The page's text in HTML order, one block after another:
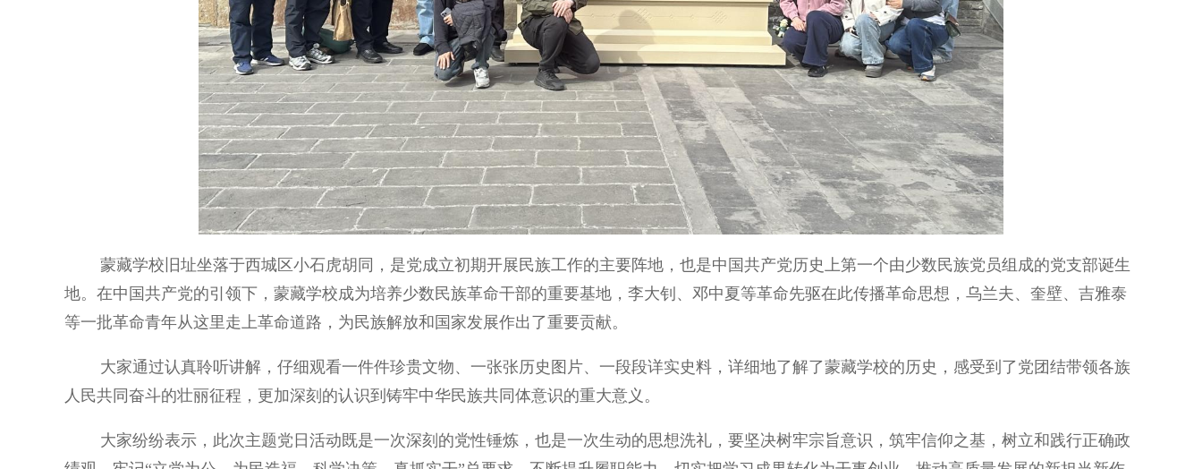
蒙藏学校旧址坐落于西城区小石虎胡同，是党成立初期开展民族工作的主要阵地，也是中国共产党历史上第一个由少数民族党员组成的党支部诞生
地。在中国共产党的引领下，蒙藏学校成为培养少数民族革命干部的重要基地，李大钊、邓中夏等革命先驱在此传播革命思想，乌兰夫、奎壁、吉雅泰
等一批革命青年从这里走上革命道路，为民族解放和国家发展作出了重要贡献。
大家通过认真聆听讲解，仔细观看一件件珍贵文物、一张张历史图片、一段段详实史料，详细地了解了蒙藏学校的历史，感受到了党团结带领各族
人民共同奋斗的壮丽征程，更加深刻的认识到铸牢中华民族共同体意识的重大意义。
大家纷纷表示，此次主题党日活动既是一次深刻的党性锤炼，也是一次生动的思想洗礼，要坚决树牢宗旨意识，筑牢信仰之基，树立和践行正确政